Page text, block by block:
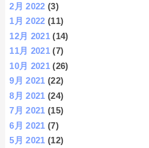
2月 2022 (3)
1月 2022 (11)
12月 2021 (14)
11月 2021 (7)
10月 2021 (26)
9月 2021 (22)
8月 2021 (24)
7月 2021 (15)
6月 2021 (7)
5月 2021 (12)